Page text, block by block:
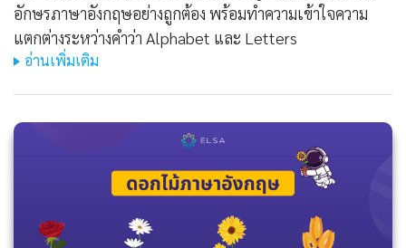
อักษรภาษาอังกฤษอย่างถูกต้อง พร้อมทำความเข้าใจความ
แตกต่างระหว่างคำว่า Alphabet และ Letters
อ่านเพิ่มเติม